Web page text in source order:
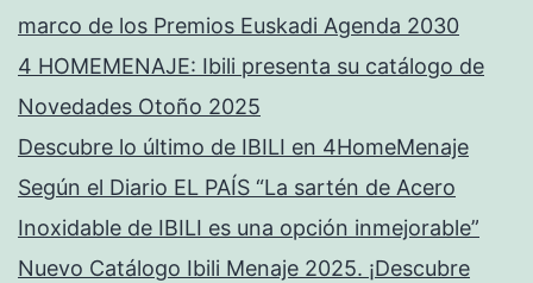
marco de los Premios Euskadi Agenda 2030
4 HOMEMENAJE: Ibili presenta su catálogo de
Novedades Otoño 2025
Descubre lo último de IBILI en 4HomeMenaje
Según el Diario EL PAÍS “La sartén de Acero
Inoxidable de IBILI es una opción inmejorable”
Nuevo Catálogo Ibili Menaje 2025. ¡Descubre